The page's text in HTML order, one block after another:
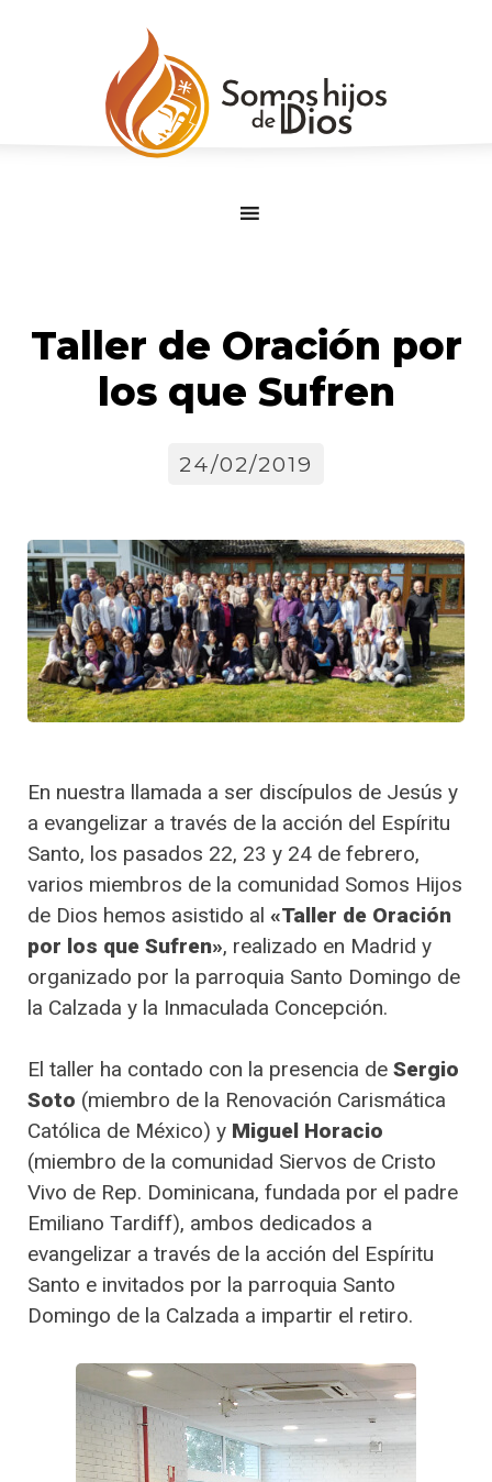
Taller de Oración por
los que Sufren
24/02/2019
En nuestra llamada a ser discípulos de Jesús y
a evangelizar a través de la acción del Espíritu
Santo, los pasados 22, 23 y 24 de febrero,
varios miembros de la comunidad Somos Hijos
de Dios hemos asistido al «Taller de Oración
por los que Sufren», realizado en Madrid y
organizado por la parroquia Santo Domingo de
la Calzada y la Inmaculada Concepción.
El taller ha contado con la presencia de Sergio
Soto (miembro de la Renovación Carismática
Católica de México) y Miguel Horacio
(miembro de la comunidad Siervos de Cristo
Vivo de Rep. Dominicana, fundada por el padre
Emiliano Tardiff), ambos dedicados a
evangelizar a través de la acción del Espíritu
Santo e invitados por la parroquia Santo
Domingo de la Calzada a impartir el retiro.